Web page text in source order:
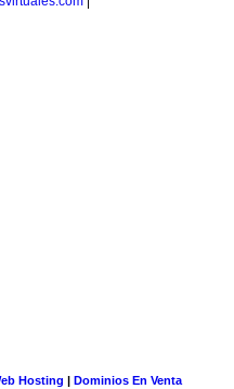
Hosting | Dominios En Venta